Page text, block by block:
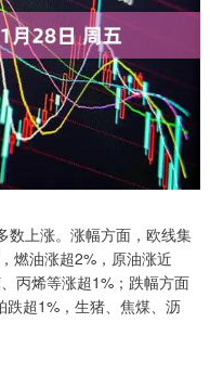
上涨。涨幅方面，欧线集
燃油涨超2%，原油涨近
丙烯等涨超1%；跌幅方面
跌超1%，生猪、焦煤、沥